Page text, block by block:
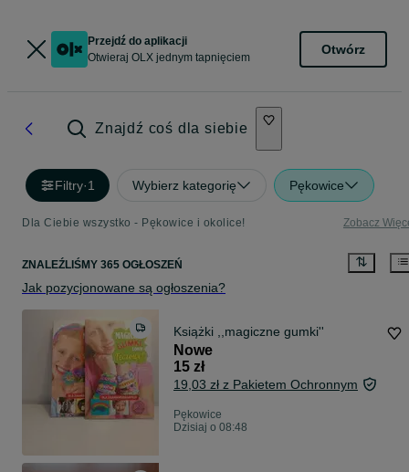
Przejdź do aplikacji
Otwieraj OLX jednym tapnięciem
Otwórz
Znajdź coś dla siebie
Filtry·1 Wybierz kategorię Pękowice
Dla Ciebie wszystko - Pękowice i okolice! Zobacz
ZNALEŹLIŚMY 365 OGŁOSZEŃ
Jak pozycjonowane są ogłoszenia?
Książki ,,magiczne gumki''
Nowe
15 zł
19,03 zł z Pakietem Ochronnym
Pękowice
Dzisiaj o 08:48